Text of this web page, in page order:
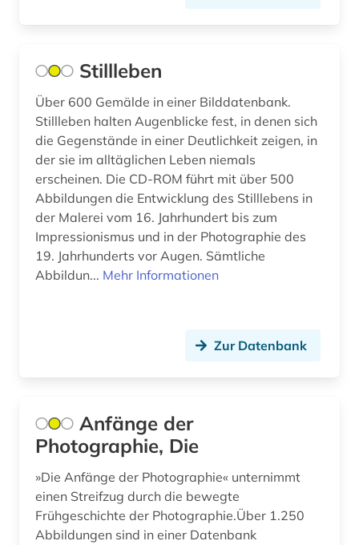
bildstock (2)
bildteppich (1)
bildthema (1)
bildträger (1)
bildung (2)
bildungsarbeit (1)
bildwissenschaft (1)
bismarck (1)
bochum (1)
bodenkunde (1)
Stillleben
Über 600 Gemälde in einer Bilddatenbank.
Stillleben halten Augenblicke fest, in denen sich
die Gegenstände in einer Deutlichkeit zeigen, in
der sie im alltäglichen Leben niemals
erscheinen. Die CD-ROM führt mit über 500
Abbildungen die Entwicklung des Stilllebens in
der Malerei vom 16. Jahrhundert bis zum
Impressionismus und in der Photographie des
19. Jahrhunderts vor Augen. Sämtliche
Abbildun... Mehr Informationen
Zur Datenbank
Anfänge der
Photographie, Die
»Die Anfänge der Photographie« unternimmt
einen Streifzug durch die bewegte
Frühgeschichte der Photographie.Über 1.250
Abbildungen sind in einer Datenbank